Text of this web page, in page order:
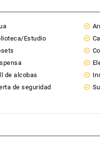
Estudio
de alcobas
de seguridad